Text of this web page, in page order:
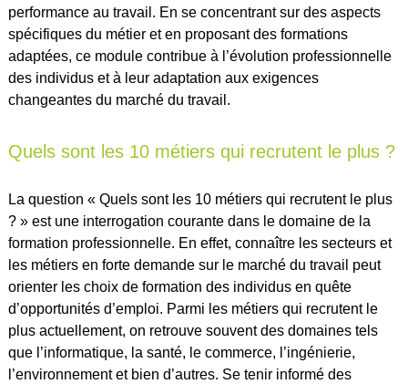
performance au travail. En se concentrant sur des aspects
spécifiques du métier et en proposant des formations
adaptées, ce module contribue à l’évolution professionnelle
des individus et à leur adaptation aux exigences
changeantes du marché du travail.
Quels sont les 10 métiers qui recrutent le plus ?
La question « Quels sont les 10 métiers qui recrutent le plus
? » est une interrogation courante dans le domaine de la
formation professionnelle. En effet, connaître les secteurs et
les métiers en forte demande sur le marché du travail peut
orienter les choix de formation des individus en quête
d’opportunités d’emploi. Parmi les métiers qui recrutent le
plus actuellement, on retrouve souvent des domaines tels
que l’informatique, la santé, le commerce, l’ingénierie,
l’environnement et bien d’autres. Se tenir informé des